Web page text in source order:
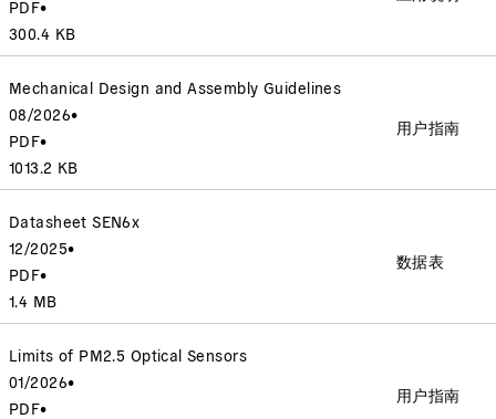
PDF•
300.4 KB
Mechanical Design and Assembly Guidelines
08/2026•
PDF•
1013.2 KB
用户指南
Datasheet SEN6x
12/2025•
PDF•
1.4 MB
数据表
Limits of PM2.5 Optical Sensors
01/2026•
PDF•
用户指南